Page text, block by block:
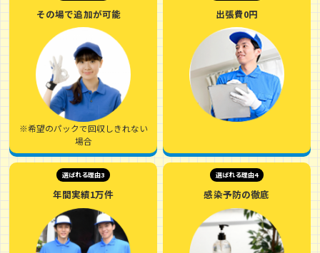
その場で追加が可能
※希望のパックで回収しきれない
場合
出張費0円
選ばれる理由3
年間実績1万件
選ばれる理由4
感染予防の徹底